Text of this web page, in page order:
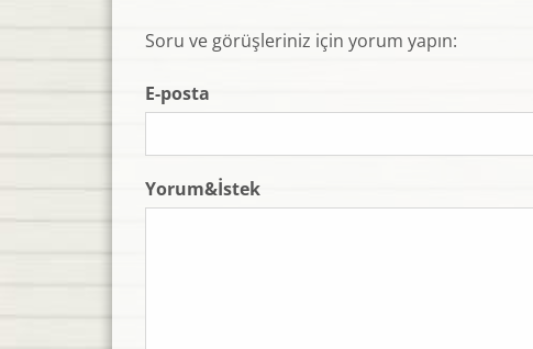
Soru ve görüşleriniz için yorum yapın:
E-posta
Yorum&İstek